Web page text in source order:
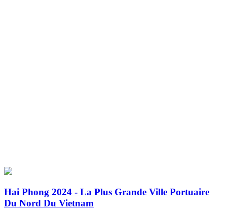
Hai Phong 2024 - La Plus Grande Ville Portuaire
Du Nord Du Vietnam